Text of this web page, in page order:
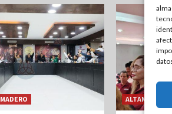
MADERO ALTAMIRA